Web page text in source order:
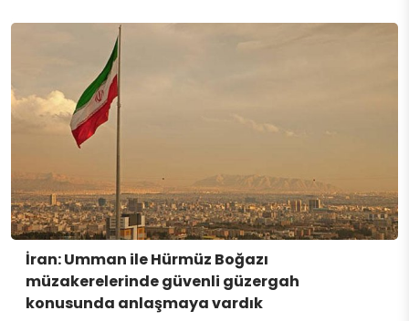
İran: Umman ile Hürmüz Boğazı
müzakerelerinde güvenli güzergah
konusunda anlaşmaya vardık